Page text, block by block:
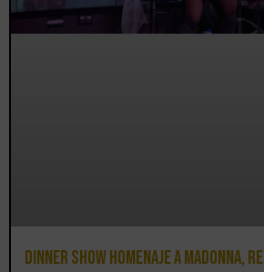
Dinner Show homenaje a Madonna,